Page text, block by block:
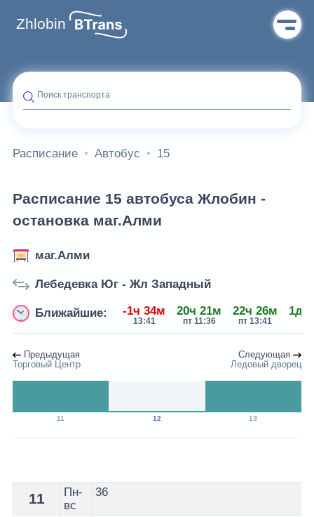
Zhlobin
Поиск транспорта
Расписание Автобус 15
Расписание 15 автобуса Жлобин -
остановка маг.Алми
маг.Алми
Лебедевка Юг - Жл Западный
Ближайшие: -1ч 34м
13:41
20ч 21м
пт 11:36
22ч 26м
пт 13:41
1д
Предыдущая
Торговый Центр
Следующая
Ледовый дворец
11 12 13
Расписание 15 автобуса Жлобин - остановка
11
Пн-
вс
36